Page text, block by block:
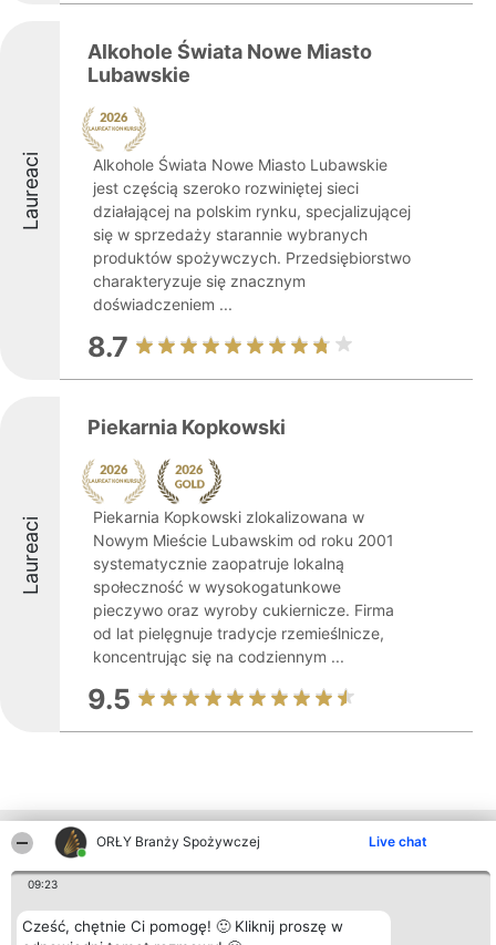
ORŁY Branży Spożywczej Live chat
09:23
Cześć, chętnie Ci pomogę! 🙂 Kliknij proszę w
Laureaci
Alkohole Świata Nowe Miasto
Lubawskie
Alkohole Świata Nowe Miasto Lubawskie
jest częścią szeroko rozwiniętej sieci
działającej na polskim rynku, specjalizującej
się w sprzedaży starannie wybranych
produktów spożywczych. Przedsiębiorstwo
charakteryzuje się znacznym
doświadczeniem ...
8.7
Laureaci
Piekarnia Kopkowski
Piekarnia Kopkowski zlokalizowana w
Nowym Mieście Lubawskim od roku 2001
systematycznie zaopatruje lokalną
społeczność w wysokogatunkowe
pieczywo oraz wyroby cukiernicze. Firma
od lat pielęgnuje tradycje rzemieślnicze,
koncentrując się na codziennym ...
9.5
Inne firmy z województwa
Organizator plebiscytu
Bright Side Solutions sp. z o.
Plebiscyt
Laureaci
Kontakt